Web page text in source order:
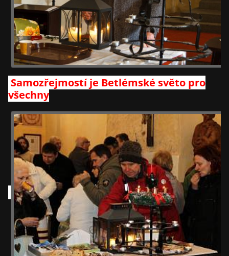
Samozřejmostí je Betlémské světo pro
všechny